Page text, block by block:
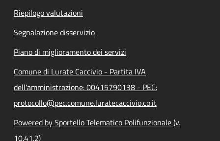
Riepilogo valutazioni
Segnalazione disservizio
Piano di miglioramento dei servizi
Comune di Lurate Caccivio - Partita IVA
dell'amministrazione: 00415790138 - PEC:
protocollo@pec.comune.luratecaccivio.co.it
Powered by Sportello Telematico Polifunzionale (v.
10.41.2)